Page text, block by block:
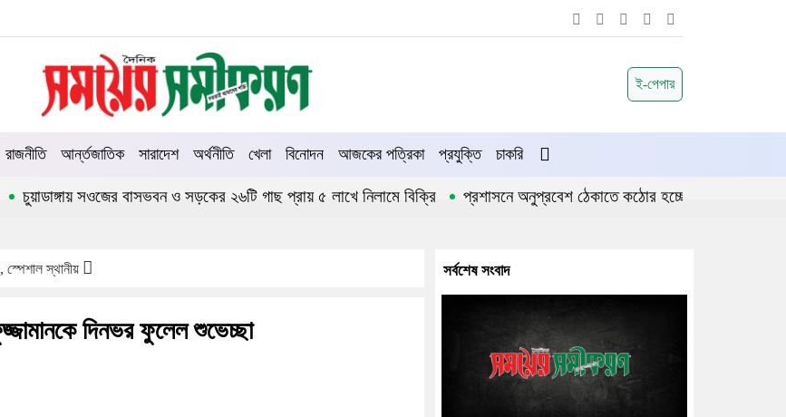
ই-পেপার
রাজনীতি আর্ন্তজাতিক সারাদেশ অর্থনীতি খেলা বিনোদন আজকের পত্রিকা প্রযুক্তি চাকরি
সওজের বাসভবন ও সড়কের ২৬টি গাছ প্রায় ৫ লাখে নিলামে বিক্রি প্রশাসনে অনুপ্রবেশ ঠেকাতে কঠোর হচ্ছে সরকার
, স্পেশাল স্থানীয়
দিনভর ফুলেল শুভেচ্ছা
সর্বশেষ সংবাদ